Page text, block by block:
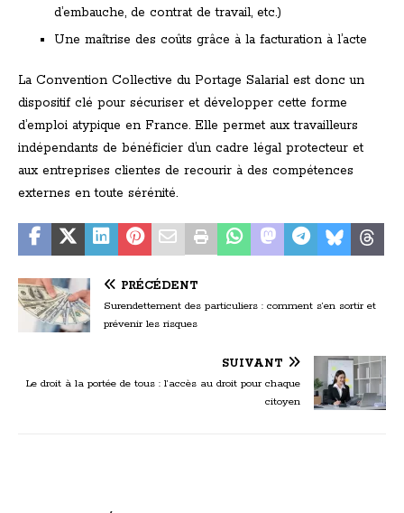
d’embauche, de contrat de travail, etc.)
Une maîtrise des coûts grâce à la facturation à l’acte
La Convention Collective du Portage Salarial est donc un
dispositif clé pour sécuriser et développer cette forme
d’emploi atypique en France. Elle permet aux travailleurs
indépendants de bénéficier d’un cadre légal protecteur et
aux entreprises clientes de recourir à des compétences
externes en toute sérénité.
PRÉCÉDENT
Surendettement des particuliers : comment s’en sortir et
prévenir les risques
SUIVANT
Le droit à la portée de tous : l’accès au droit pour chaque
citoyen